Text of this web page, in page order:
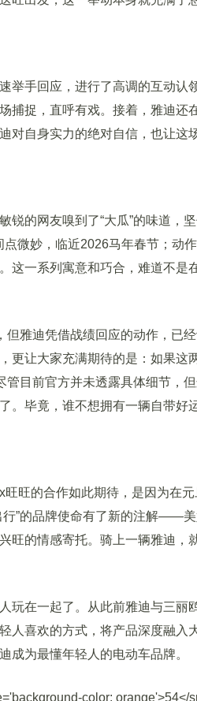
手回应，进行了高调的互动认
捕捉，直呼有戏。接着，雅迪还
对自身实力的绝对自信，也让这
的网友嗅到了“大瓜”的味道，
微妙，临近2026马年春节；动
这一系列寓意和巧合，难道不是
雅迪凭借战绩回应的动作，已经
更让大家充满期待的是：如果这
管目前官方并未透露具体细节，
。毕竟，谁不想拥有一辆自带好
旺的合作如此期待，是因为在元
行”的品牌使命有了新的注解——
旺的情感寄托。骑上一辆雅迪，
在一起了。从此前雅迪与三丽
人喜欢的方式，将产品深度融入
成为最懂年轻人的电动车品牌。